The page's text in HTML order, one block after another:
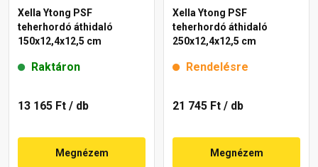
Xella Ytong PSF
teherhordó áthidaló
150x12,4x12,5 cm
Raktáron
13 165 Ft / db
Megnézem
Xella Ytong PSF
teherhordó áthidaló
250x12,4x12,5 cm
Rendelésre
21 745 Ft / db
Megnézem